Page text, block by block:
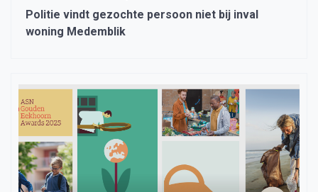
Politie vindt gezochte persoon niet bij inval
woning Medemblik